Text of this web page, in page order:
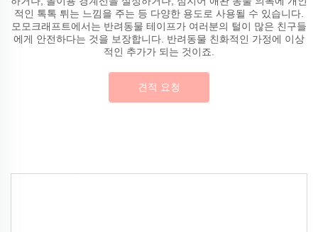
적인 톡톡 튀는 느낌을 주는 등 다양한 용도로 사용될 수 있습니다.
모모크래프트에서는 반려동물 테이프가 여러분의 털이 많은 친구들
에게 안전하다는 것을 보장합니다. 반려동물 친화적인 가정에 이상
적인 추가가 되는 것이죠.
견적 요청